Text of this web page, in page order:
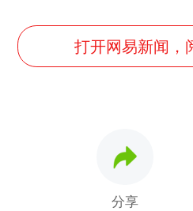
打开网易新闻，
分享